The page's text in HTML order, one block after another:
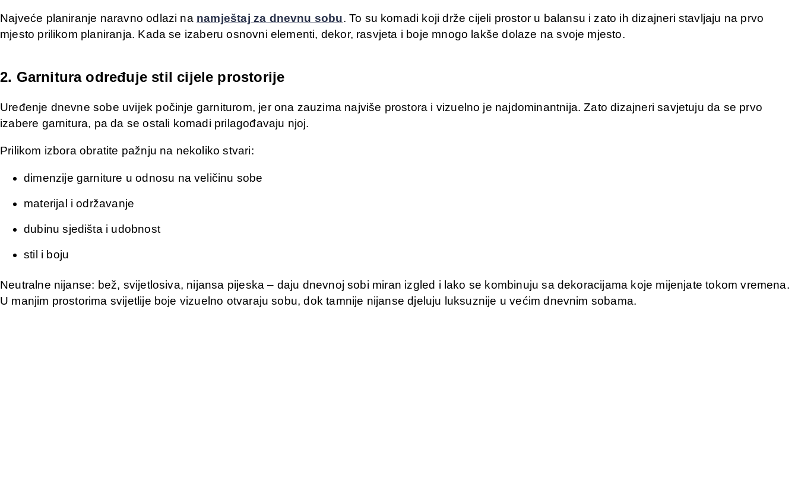
Najveće planiranje naravno odlazi na namještaj za dnevnu sobu. To su komadi koji drže cijeli prostor u balansu i zato ih dizajneri stavljaju na prvo
mjesto prilikom planiranja. Kada se izaberu osnovni elementi, dekor, rasvjeta i boje mnogo lakše dolaze na svoje mjesto.
2. Garnitura određuje stil cijele prostorije
Uređenje dnevne sobe uvijek počinje garniturom, jer ona zauzima najviše prostora i vizuelno je najdominantnija. Zato dizajneri savjetuju da se prvo
izabere garnitura, pa da se ostali komadi prilagođavaju njoj.
Prilikom izbora obratite pažnju na nekoliko stvari:
dimenzije garniture u odnosu na veličinu sobe
materijal i održavanje
dubinu sjedišta i udobnost
stil i boju
Neutralne nijanse: bež, svijetlosiva, nijansa pijeska – daju dnevnoj sobi miran izgled i lako se kombinuju sa dekoracijama koje mijenjate tokom vremena.
U manjim prostorima svijetlije boje vizuelno otvaraju sobu, dok tamnije nijanse djeluju luksuznije u većim dnevnim sobama.